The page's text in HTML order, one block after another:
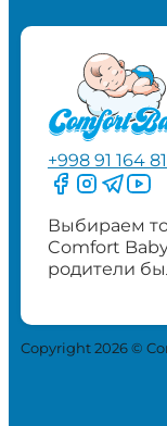
+998 91 164
Следите за
Следите
Выбираем
Comfort
родители
Copyright 2026 ©